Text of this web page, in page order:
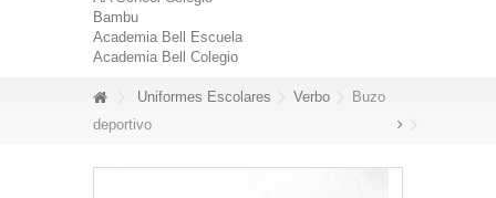
Bambu
Academia Bell Escuela
Academia Bell Colegio
Uniformes Escolares Verbo
Buzo
deportivo